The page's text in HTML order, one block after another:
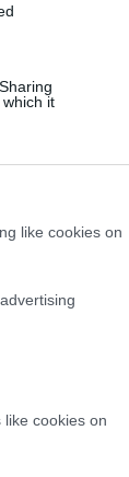
it
like cookies on
cookies on
il
a